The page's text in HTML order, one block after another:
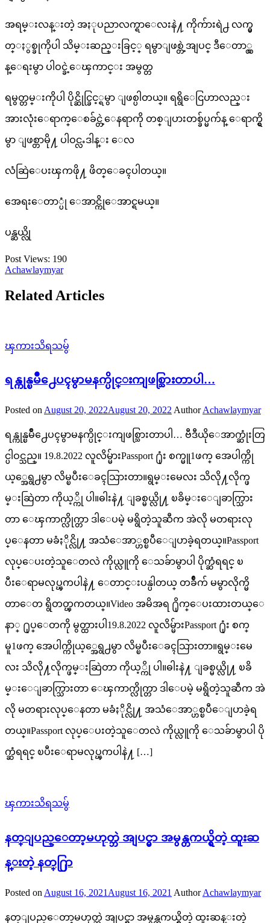
အရမ္းလန္းတဲ့ အႏုပညာလက္ရာေလးနဲ႔ ကိုက်ားရဲ႕ လက္မွ
တ္ႏွစ္ခုကိုပါ သိမ္းဆည္းခြင့္ ရမွာျဖစ္တဲ့အျပင္ ဒီေတာ္လွ
န္ေရးမွာ ပါဝင္ခဲ့ေၾကာင္း အမွတ္တ
ရမွတ္တမ္းကိုပါ ပိုင္ဆိုင္ခြင့္ရမွာ ျဖစ္ပါတယ္။ ရရွိေငြဟာလည္း
အားလုံးေရာက္ေစခ်င္တဲ့ေနရာကို တစ္ျပားတစ္ခ်ပ္မက်န္ ေရာက္ရွိ
မွာ ျဖစ္တာမို႔ ပါဝင္လႉဒါန္း ေလ
လံဆြဲေပးၾကဖို႔ ဖိတ္ေခၚပါတယ္။
အေရးေတာ္ပုံ ေအာင္ကိုေအာင္ရမယ္။
ပန္ဆယ္လို
Post Views: 190
Achawlaymyar
Related Articles
ၾကားသိရသမွ်
ရန္ကုန္ၿမိဳ႕ေပၚမွာမနက္ပိုင္းကျဖစ္သြားတာပါ…
Posted on August 20, 2022August 20, 2022 Author Achawlaymyar
ရန္ကုန္ၿမိဳ႕ေပၚမွာမနက္ပိုင္းကျဖစ္သြားတာပါ… ဗီဒီယိုေအာက္ဆုံးတြ
င္ပါဝင္သည္။ 19.8.2022 လူလိမ္မ်ားPassport ႐ုံး စက္မူ1ဖက္ အေပါက္ကို
ယ့္အေရွ႕မွာ လိမ္ၿပီးေခၚသြားတာ။ရွမ္းမေလး သိလို႔လိုက္ဖ
မ္းဆြဲတာ ကိုယ့္ကို ပါ။ဓါးနဲ႔ ျခစ္မယ္လို႔ ၿခိမ္းေျခာက္သြား
တာ ေၾကာက္လိုက္တာ ဒါေပမဲ့ မရွိတဲ့သူဆီက အဲလို မတရားလု
ပ္ေနတာ မခံႏိုင္လို႔ အသံေအာ္ဟစ္ၿပီေျပာခဲ့ရတယ္။Passport
လုပ္ေပးတဲ့သူေတလဲ ကိုယ္လူကို ေသခ်ာမွာပါ ပိုက္ဆံရရင္ ၿ
ပီးေရာမလုပ္ၾကပါနဲ႔ ေတာင္းပန္ပါတယ္ တခ်ိဳက် မမွာလိုက္မိ
တာေတ ရွိတတ္ၾကတယ္။Video အမိအရ ႐ိုက္ေပးထားတယ္ေ
နာ္ ႐ုပ္ေတကို မွတ္ထားပါ19.8.2022 လူလိမ္မ်ားPassport ႐ုံး စက္
မူ1ဖက္ အေပါက္ကိုယ့္အေရွ႕မွာ လိမ္ၿပီးေခၚသြားတာ။ရွမ္းမေ
လး သိလို႔လိုက္ဖမ္းဆြဲတာ ကိုယ့္ကို ပါ။ဓါးနဲ႔ ျခစ္မယ္လို႔ ၿခိ
မ္းေျခာက္သြားတာ ေၾကာက္လိုက္တာ ဒါေပမဲ့ မရွိတဲ့သူဆီက အဲ
လို မတရားလုပ္ေနတာ မခံႏိုင္လို႔ အသံေအာ္ဟစ္ၿပီေျပာခဲ့ရ
တယ္။Passport လုပ္ေပးတဲ့သူေတလဲ ကိုယ္လူကို ေသခ်ာမွာပါ ပို
က္ဆံရရင္ ၿပီးေရာမလုပ္ၾကပါနဲ႔ […]
ၾကားသိရသမွ်
နတ္ျပည္ေတာ့မဟုတ္ဘဲ အျပင္မွာ အမွန္တကယ္ရွိတဲ့ ထူးဆ
န္းတဲ့ နတ္႐ြာ
Posted on August 16, 2021 August 16, 2021 Author Achawlaymyar
နတ္ျပည္ေတာ့မဟုတ္ဘဲ အျပင္မွာ အမွန္တကယ္ရွိတဲ့ ထူးဆန္းတဲ့